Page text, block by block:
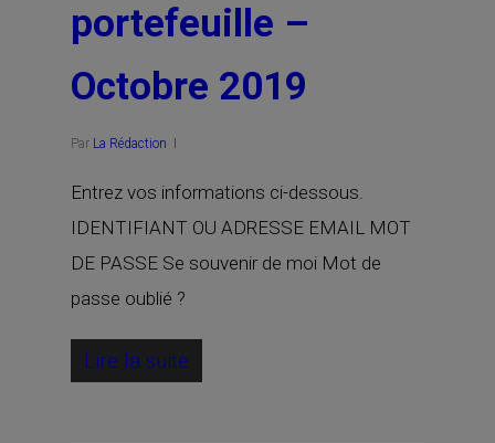
portefeuille –
Octobre 2019
Par La Rédaction
Entrez vos informations ci-dessous.
IDENTIFIANT OU ADRESSE EMAIL MOT
DE PASSE Se souvenir de moi Mot de
passe oublié ?
Lire la suite